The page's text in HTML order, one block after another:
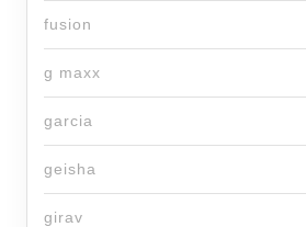
fusion
g maxx
garcia
geisha
girav